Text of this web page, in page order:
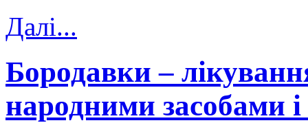
Далi...
Бородавки –
народними засобами